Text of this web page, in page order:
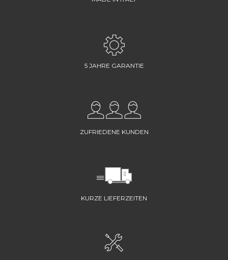
5 JAHRE GARANTIE
ZUFRIEDENE KUNDEN
KURZE LIEFERZEITEN